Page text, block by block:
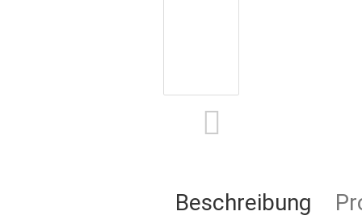
Beschreibung